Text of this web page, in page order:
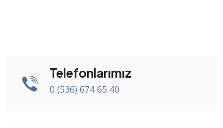
Telefonlarımız
0 (536) 674 65 40